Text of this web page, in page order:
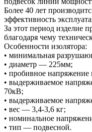
Более 40 лет
эффективность
За этот период изделие
благодаря чему
Особенности изолятора:
• минимальная
• диаметр — 225мм;
• пробивное
• выдерживаемое
70кВ;
• выдерживаемое
• вес — 3,4-3,6 кг;
• номинальное
• тип — подвесной.